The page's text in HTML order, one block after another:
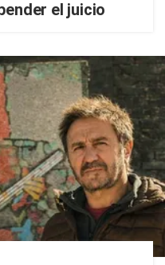
el juicio